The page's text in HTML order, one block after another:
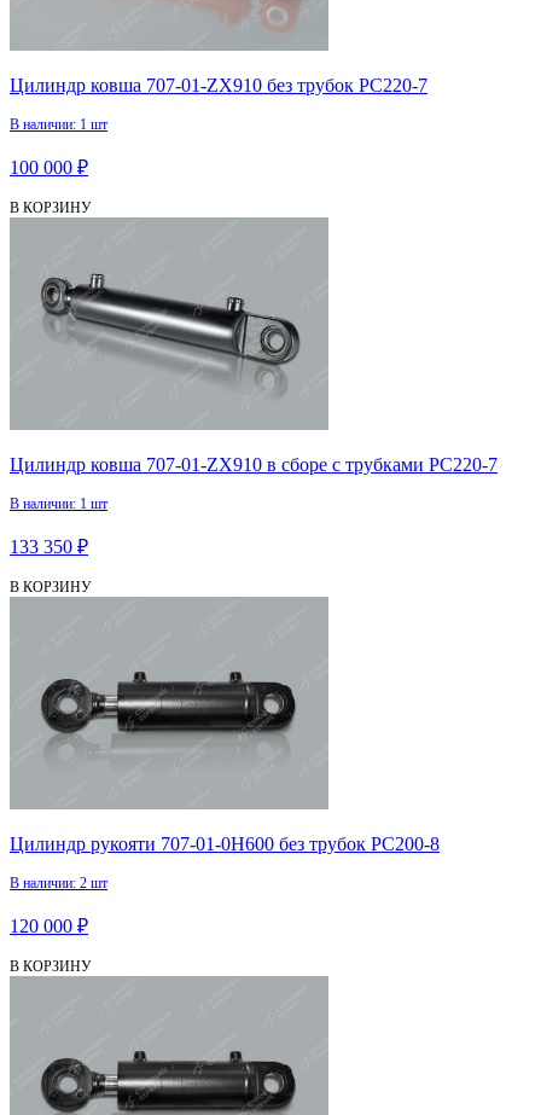
Цилиндр ковша 707-01-ZX910 без трубок PC220-7
В наличии: 1 шт
100 000 ₽
В КОРЗИНУ
Цилиндр ковша 707-01-ZX910 в сборе с трубками PC220-7
В наличии: 1 шт
133 350 ₽
В КОРЗИНУ
Цилиндр рукояти 707-01-0H600 без трубок PC200-8
В наличии: 2 шт
120 000 ₽
В КОРЗИНУ